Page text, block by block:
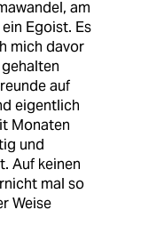
am
Egoist. Es
mich davor
auf
eigentlich
Monaten
und
Auf keinen
mal so
Weise